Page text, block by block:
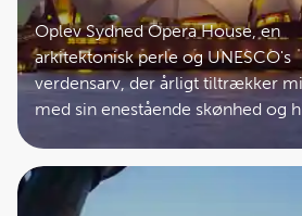
Oplev Sydned Opera House, en
arkitektonisk perle og UNESCO's
verdensarv, der årligt tiltrækker
med sin enestående skønhed og